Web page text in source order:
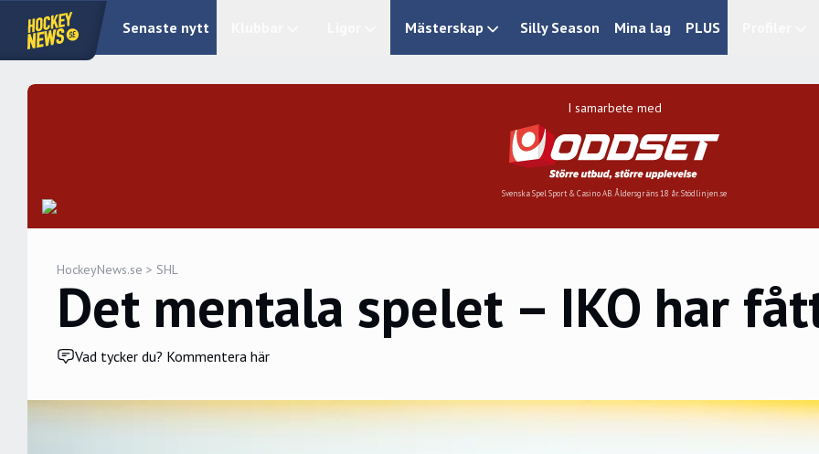
Senaste nytt Mästerskap Silly Season Mina lag PLUS
I samarbete med
Svenska Spel Sport & Casino AB. Åldersgräns 18 år. Stödlinjen.se
HockeyNews.se > SHL
Det mentala spelet – IKO har
Vad tycker du? Kommentera här